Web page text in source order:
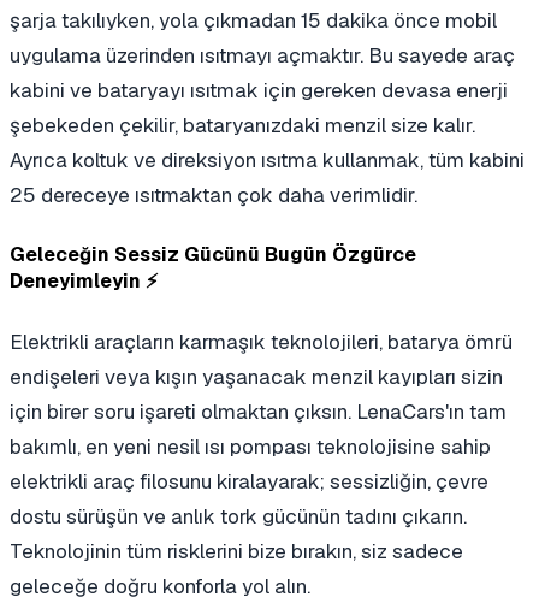
şarja takılıyken, yola çıkmadan 15 dakika önce mobil
uygulama üzerinden ısıtmayı açmaktır. Bu sayede araç
kabini ve bataryayı ısıtmak için gereken devasa enerji
şebekeden çekilir, bataryanızdaki menzil size kalır.
Ayrıca koltuk ve direksiyon ısıtma kullanmak, tüm kabini
25 dereceye ısıtmaktan çok daha verimlidir.
Geleceğin Sessiz Gücünü Bugün Özgürce
Deneyimleyin ⚡
Elektrikli araçların karmaşık teknolojileri, batarya ömrü
endişeleri veya kışın yaşanacak menzil kayıpları sizin
için birer soru işareti olmaktan çıksın. LenaCars'ın tam
bakımlı, en yeni nesil ısı pompası teknolojisine sahip
elektrikli araç filosunu kiralayarak; sessizliğin, çevre
dostu sürüşün ve anlık tork gücünün tadını çıkarın.
Teknolojinin tüm risklerini bize bırakın, siz sadece
geleceğe doğru konforla yol alın.